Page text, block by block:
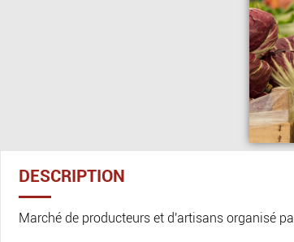
DESCRIPTION
Marché de producteurs et d'artisans organisé